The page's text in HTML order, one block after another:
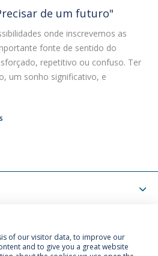
de um futuro"
onde inscrevemos as
fonte de sentido do
repetitivo ou confuso. Ter
um sonho significativo, e
of our visitor data, to improve our
and to give you a great website